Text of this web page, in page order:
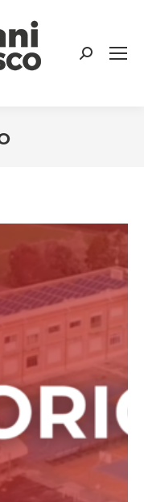
Search:
un
in sintesi
di Vasto, che
e l’educazione
anche alle
realtà, che
nel logo:
Cattolica, il
e Amici
tutti i colori che